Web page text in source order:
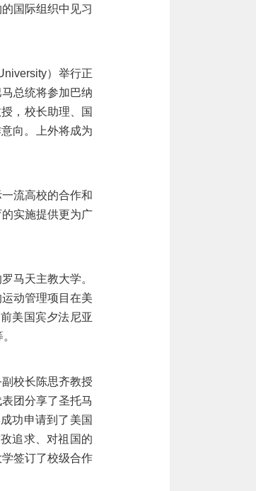
国际组织中见习
）举行正
总统将参加巴纳
，校长助理、国
向。上外将成为
流高校的合作和
实施提供更为广
马天主教大学。
动管理项目在美
美国宾夕法尼亚
校长陈思齐教授
团分享了圣托马
功申请到了美国
追求、对祖国的
签订了校级合作